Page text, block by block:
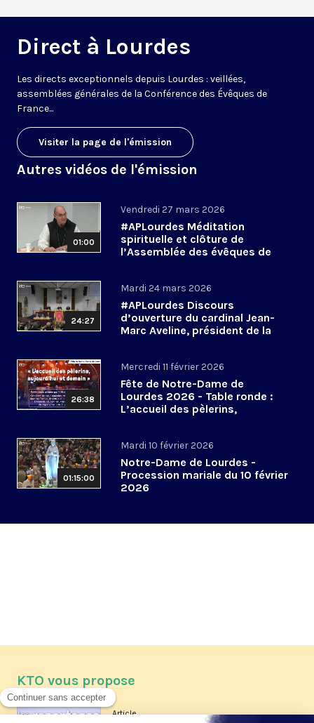
Direct à Lourdes
Les directs exceptionnels depuis Lourdes : veillées,
assemblées générales de la Conférence des Évêques de
France...
Visiter la page de l'émission
Autres vidéos de l'émission
01:00
Vendredi 27 mars 2026
#APLourdes Méditation
spirituelle et clôture de
l’Assemblée des évêques de
24:27
Mardi 24 mars 2026
#APLourdes Discours
d’ouverture du cardinal Jean-
Marc Aveline, président de la
26:38
Mercredi 11 février 2026
Fête de Notre-Dame de
Lourdes 2026 - Table ronde :
L’accueil des pèlerins,
01:15:00
Mardi 10 février 2026
Notre-Dame de Lourdes -
Procession mariale du 10 février
2026
KTO vous propose
Article